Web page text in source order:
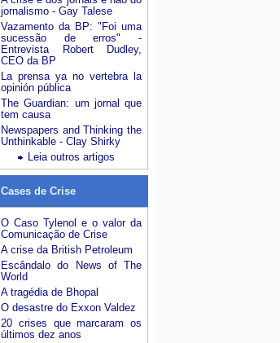
jornalismo - Gay Talese
Vazamento da BP: "Foi uma
sucessão de erros" -
Entrevista Robert Dudley,
CEO da BP
La prensa ya no vertebra la
opinión pública
The Guardian: um jornal que
tem causa
Newspapers and Thinking the
Unthinkable - Clay Shirky
Leia outros artigos
Cases de Crise
O Caso Tylenol e o valor da
Comunicação de Crise
A crise da British Petroleum
Escândalo do News of The
World
A tragédia de Bhopal
O desastre do Exxon Valdez
20 crises que marcaram os
últimos dez anos